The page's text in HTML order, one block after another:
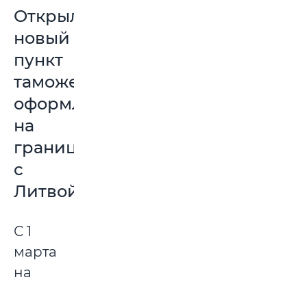
Открылся
новый
пункт
таможенного
оформления
на
границе
с
Литвой
С 1
марта
на